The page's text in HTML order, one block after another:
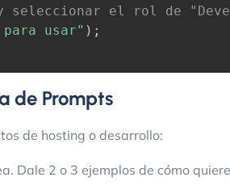
seleccionar el rol de
usar" ) ;
de Prompts
de hosting o desarrollo:
Dale 2 o 3 ejemplos de cómo